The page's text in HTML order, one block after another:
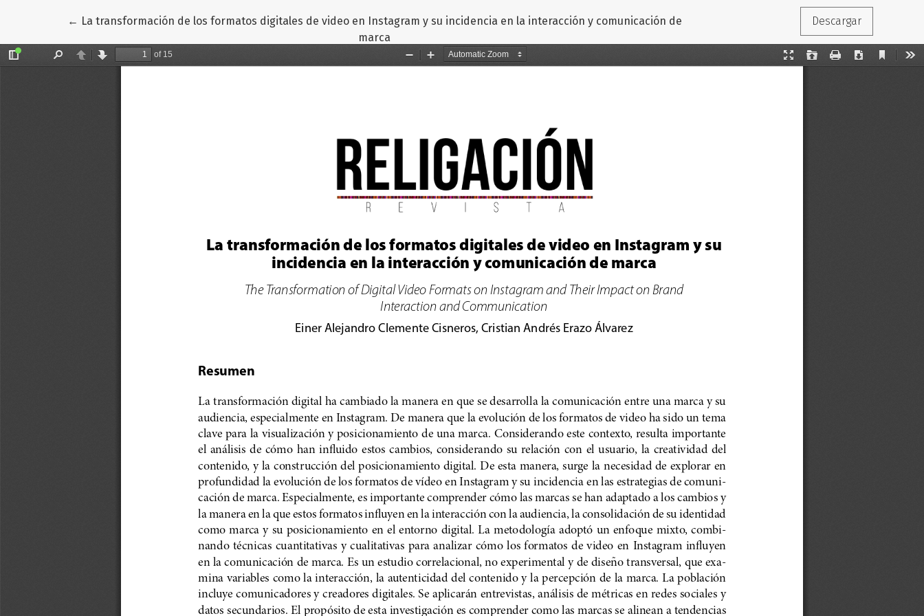
← Volver a los detalles del artículo
La transformación de los formatos digitales de video en Instagram y su incidencia en la interacción y comunicación de
marca
Descargar